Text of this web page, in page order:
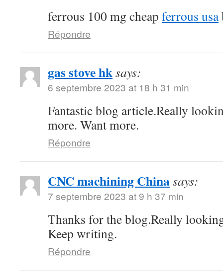
ferrous 100 mg cheap ferrous usa
Répondre
gas stove hksays:
6 septembre 2023 at 18 h 31 min
Fantastic blog article.Really
more. Want more.
Répondre
CNC machining Chinasays:
7 septembre 2023 at 9 h 37 min
Thanks for the blog.Really
Keep writing.
Répondre